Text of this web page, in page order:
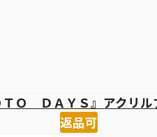
ＴＯ ＤＡＹＳ』アク
返品可